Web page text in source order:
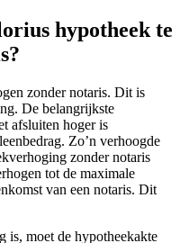
hypotheek te
zonder notaris. Dit is
De belangrijkste
afsluiten hoger is
Zo’n verhoogde
zonder notaris
tot de maximale
van een notaris. Dit
is, moet de hypotheekakte